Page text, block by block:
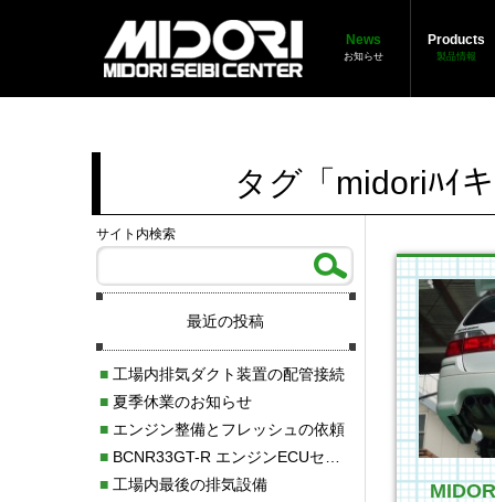
News
お知らせ
Products
製品情報
タグ「midoriﾊｲ
サイト内検索
最近の投稿
■工場内排気ダクト装置の配管接続
■夏季休業のお知らせ
■エンジン整備とフレッシュの依頼
■BCNR33GT-R エンジンECUセッティング調整
■工場内最後の排気設備